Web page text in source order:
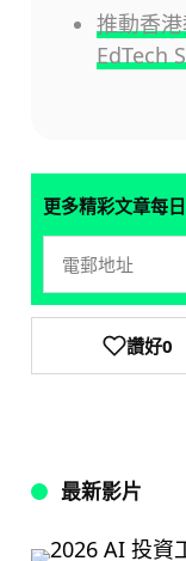
推動香
EdTech
更多精彩文章每
讚好0
最新影片